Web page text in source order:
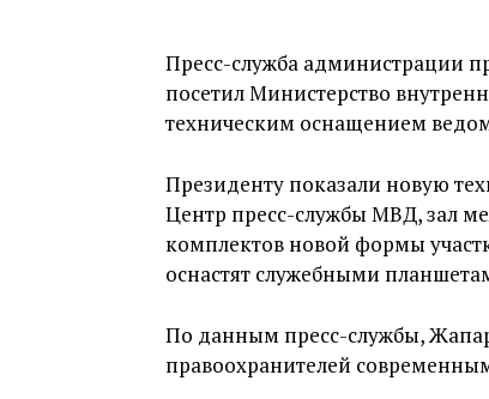
Пресс-служба администрации
посетил Министерство
техническим оснащением
Президенту показали новую
Центр пресс-службы МВД, зал
комплектов новой формы
оснастят служебными
По данным пресс-службы,
правоохранителей